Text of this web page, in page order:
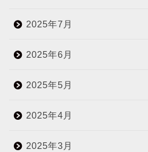
2025年7月
2025年6月
2025年5月
2025年4月
2025年3月